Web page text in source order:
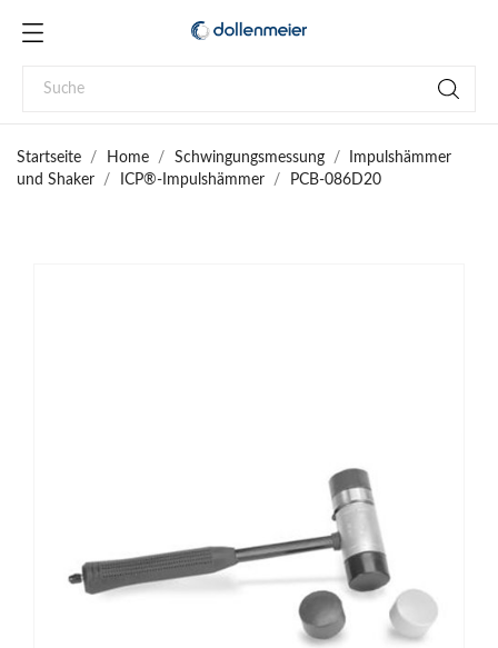
Startseite Home Schwingungsmessung
Impulshämmer
und Shaker
ICP®-Impulshämmer PCB-086D20